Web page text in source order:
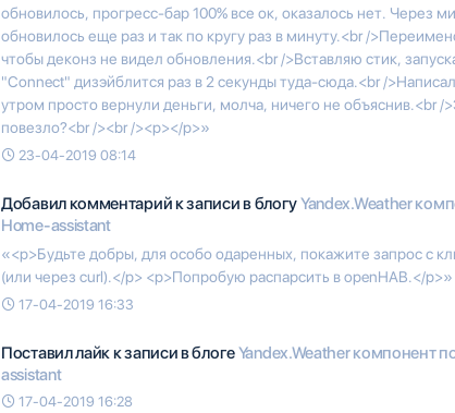
обновилось, прогресс-бар 100% все ок, оказалось нет. Через
обновилось еще раз и так по кругу раз в минуту.<br /
чтобы деконз не видел обновления.<br />Вставляю стик,
"Connect" дизэйблится раз в 2 секунды туда-сюда.<br /
утром просто вернули деньги, молча, ничего не объяснив.<br /
повезло?<br /><br /><p></p>»
23-04-2019 08:14
Добавил комментарий к записи в блогуYandex.Weather
Home-assistant
«<p>Будьте добры, для особо одаренных, покажите запрос с
(или через curl).</p> <p>Попробую распарсить в openHAB.</p>»
17-04-2019 16:33
Поставил лайк к записи в блогеYandex.Weather компонент
assistant
17-04-2019 16:28